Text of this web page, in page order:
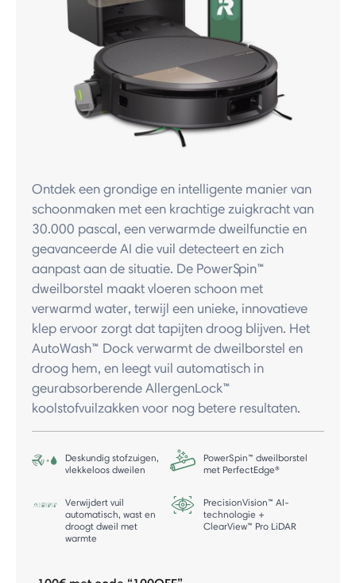
Ontdek een grondige en intelligente manier van
schoonmaken met een krachtige zuigkracht van
30.000 pascal, een verwarmde dweilfunctie en
geavanceerde AI die vuil detecteert en zich
aanpast aan de situatie. De PowerSpin™
dweilborstel maakt vloeren schoon met
verwarmd water, terwijl een unieke, innovatieve
klep ervoor zorgt dat tapijten droog blijven. Het
AutoWash™ Dock verwarmt de dweilborstel en
droog hem, en leegt vuil automatisch in
geurabsorberende AllergenLock™
koolstofvuilzakken voor nog betere resultaten.
Deskundig stofzuigen,
vlekkeloos dweilen
PowerSpin™ dweilborstel
met PerfectEdge®
Verwijdert vuil
automatisch, wast en
droogt dweil met
warmte
PrecisionVision™ AI-
technologie +
ClearView™ Pro LiDAR